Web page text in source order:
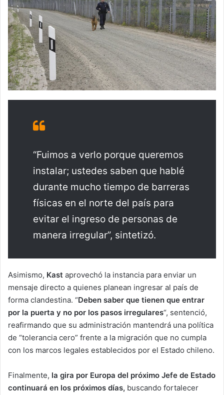
“Fuimos a verlo porque queremos
instalar; ustedes saben que hablé
durante mucho tiempo de barreras
físicas en el norte del país para
evitar el ingreso de personas de
manera irregular”, sintetizó.
Asimismo, Kast aprovechó la instancia para enviar un
mensaje directo a quienes planean ingresar al país de
forma clandestina. “Deben saber que tienen que entrar
por la puerta y no por los pasos irregulares“, sentenció,
reafirmando que su administración mantendrá una política
de “tolerancia cero” frente a la migración que no cumpla
con los marcos legales establecidos por el Estado chileno.
Finalmente, la gira por Europa del próximo Jefe de Estado
continuará en los próximos días, buscando fortalecer